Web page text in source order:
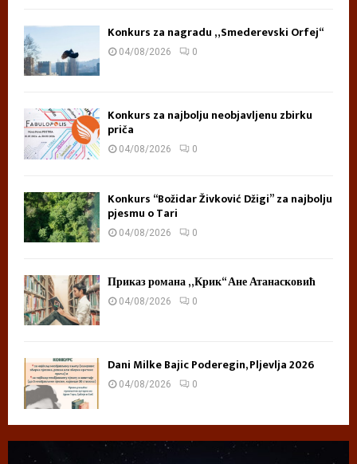
Konkurs za nagradu „Smederevski Orfej“
04/08/2026 0
Konkurs za najbolju neobjavljenu zbirku
priča
04/08/2026 0
Konkurs “Božidar Živković Džigi” za najbolju
pjesmu o Tari
04/08/2026 0
Приказ романа „Крик“ Ане Атанасковић
04/08/2026 0
Dani Milke Bajic Poderegin, Pljevlja 2026
04/08/2026 0